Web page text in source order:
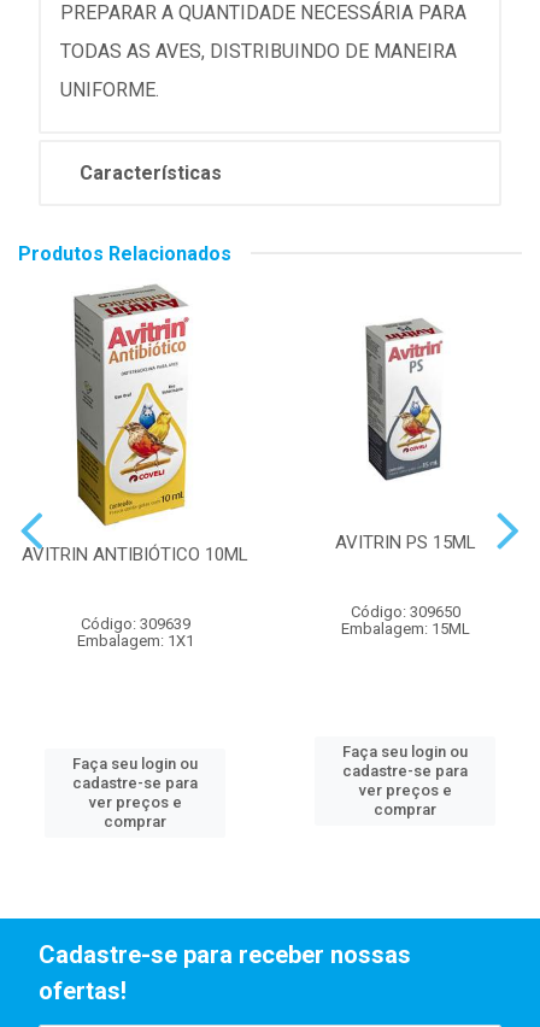
PREPARAR A QUANTIDADE NECESSÁRIA PARA
TODAS AS AVES, DISTRIBUINDO DE MANEIRA
UNIFORME.
Características
Produtos Relacionados
AVITRIN ANTIBIÓTICO 10ML
Código: 309639
Embalagem: 1X1
Faça seu login ou
cadastre-se para
ver preços e
comprar
AVITRIN PS 15ML
Código: 309650
Embalagem: 15ML
Faça seu login ou
cadastre-se para
ver preços e
comprar
Cadastre-se para receber nossas
ofertas!